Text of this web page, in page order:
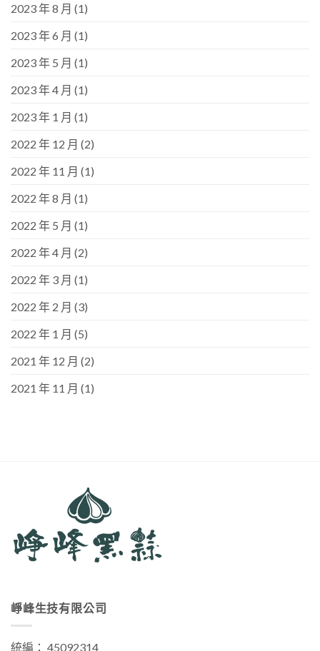
2023 年 8 月 (1)
2023 年 6 月 (1)
2023 年 5 月 (1)
2023 年 4 月 (1)
2023 年 1 月 (1)
2022 年 12 月 (2)
2022 年 11 月 (1)
2022 年 8 月 (1)
2022 年 5 月 (1)
2022 年 4 月 (2)
2022 年 3 月 (1)
2022 年 2 月 (3)
2022 年 1 月 (5)
2021 年 12 月 (2)
2021 年 11 月 (1)
崢峰生技有限公司
統編： 45092314